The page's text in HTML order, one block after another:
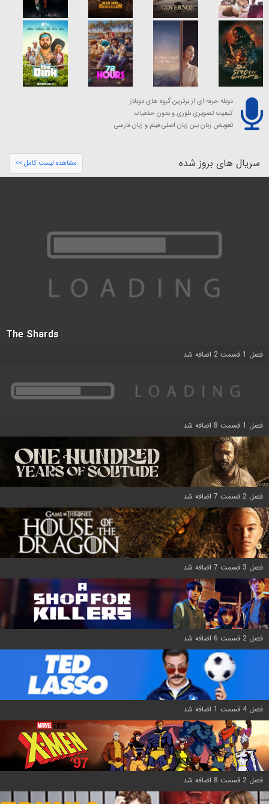
دوبله حرفه ای از برترین گروه های دوبلاژ
کیفیت تصویری بلوری و بدون حذفیات
تعویض زبان بین زبان اصلی فیلم و زبان فارسی
سریال های بروز شده مشاهده لیست کامل >>
The Shards
فصل 1 قسمت 2 اضافه شد
فصل 1 قسمت 8 اضافه شد
فصل 2 قسمت 7 اضافه شد
فصل 3 قسمت 7 اضافه شد
فصل 2 قسمت 6 اضافه شد
فصل 4 قسمت 1 اضافه شد
فصل 2 قسمت 8 اضافه شد